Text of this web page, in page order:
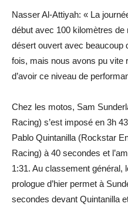
Nasser Al-Attiyah: « La
début avec 100 kilomètres
désert ouvert avec beaucoup
fois, mais nous avons pu vite
d’avoir ce niveau de
Chez les motos, Sam
Racing) s’est imposé en 3h
Pablo Quintanilla (Rockstar
Racing) à 40 secondes et
1:31. Au classement général,
prologue d’hier permet à
secondes devant Quintanilla et